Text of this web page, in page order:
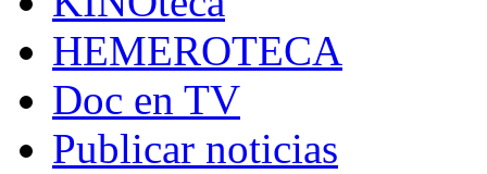
HEMEROTECA
Doc en TV
Publicar noticias